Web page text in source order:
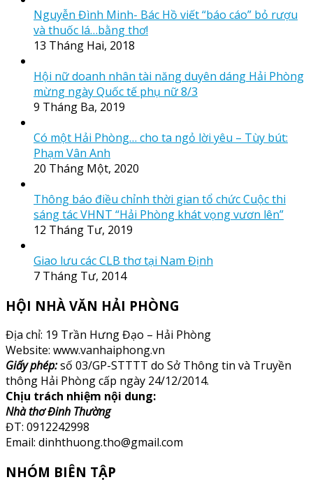
Nguyễn Đình Minh- Bác Hồ viết “báo cáo” bỏ rượu
và thuốc lá…bằng thơ!
13 Tháng Hai, 2018
Hội nữ doanh nhân tài năng duyên dáng Hải Phòng
mừng ngày Quốc tế phụ nữ 8/3
9 Tháng Ba, 2019
Có một Hải Phòng… cho ta ngỏ lời yêu – Tùy bút:
Phạm Vân Anh
20 Tháng Một, 2020
Thông báo điều chỉnh thời gian tổ chức Cuộc thi
sáng tác VHNT “Hải Phòng khát vọng vươn lên”
12 Tháng Tư, 2019
Giao lưu các CLB thơ tại Nam Định
7 Tháng Tư, 2014
HỘI NHÀ VĂN HẢI PHÒNG
Địa chỉ: 19 Trần Hưng Đạo – Hải Phòng
Website: www.vanhaiphong.vn
Giấy phép:số 03/GP-STTTT do Sở Thông tin và Truyền
thông Hải Phòng cấp ngày 24/12/2014.
Chịu trách nhiệm nội dung:
Nhà thơ Đinh Thường
ĐT: 0912242998
Email: dinhthuong.tho@gmail.com
NHÓM BIÊN TẬP